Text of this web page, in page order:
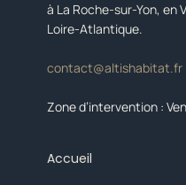
Accueil
à La Roche-sur-Yon, en
Loire-Atlantique.
contact@altishabitat.fr
Zone d’intervention :